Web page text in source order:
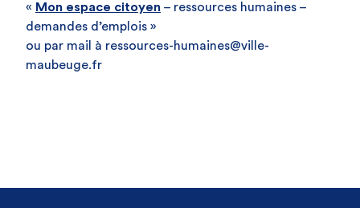
« Mon espace citoyen – ressources humaines –
demandes d’emplois »
ou par mail à ressources-humaines@ville-
maubeuge.fr